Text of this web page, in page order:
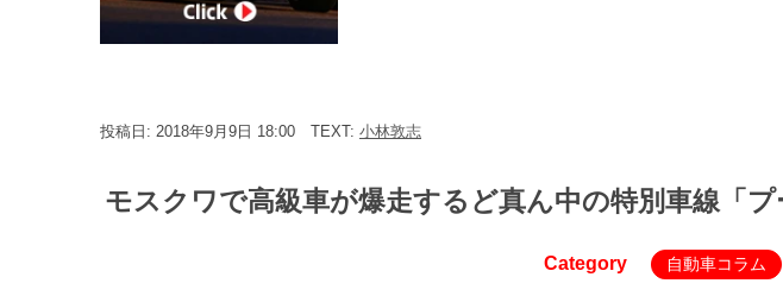
投稿日: 2018年9月9日 18:00 TEXT: 小林敦志
モスクワで高級車が爆走するど真ん中の特別車線「
Category 自動車コラム